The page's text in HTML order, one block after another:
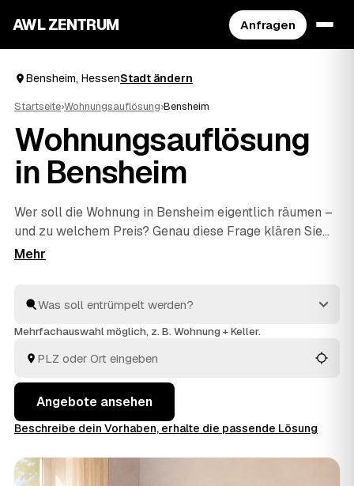
AWL ZENTRUM Anfragen
Bensheim, HessenStadt ändern
Startseite›Wohnungsauflösung›Bensheim
Wohnungsauflösung
in Bensheim
Wer soll die Wohnung in Bensheim eigentlich räumen –
und zu welchem Preis? Genau diese Frage klären Sie
mit AWL in einer einzigen Anfrage: Sie schildern den
Festpreis. Räumen, fachgerecht entsorgen und
besenrein an den Vermieter übergeben gehört bei allen
besten passt.
Mehrfachauswahl möglich, z. B. Wohnung + Keller.
Angebote ansehen
Beschreibe dein Vorhaben, erhalte die passende Lösung